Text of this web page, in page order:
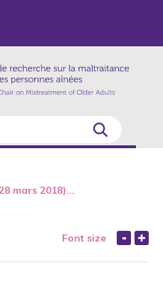
mars 2018)...
Font size